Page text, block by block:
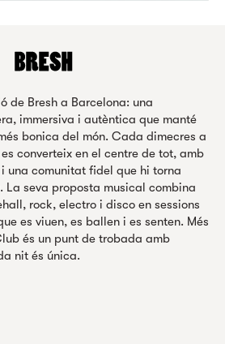
de Bresh a Barcelona: una
immersiva i autèntica que manté
bonica del món. Cada dimecres a
converteix en el centre de tot, amb
una comunitat fidel que hi torna
La seva proposta musical combina
rock, electro i disco en sessions
es viuen, es ballen i es senten. Més
és un punt de trobada amb
nit és única.